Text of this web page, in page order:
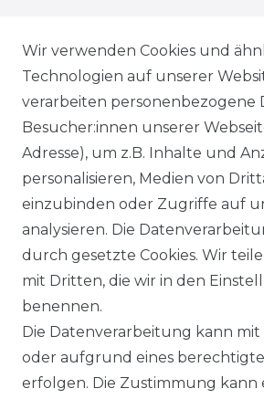
AGB
SHOP
B2B
WUNSCHLISTE
SERVICE
Wir verwenden Cookies und
Technologien auf unserer
verarbeiten personenbezogene
Besucher:innen unserer
Adresse), um z.B. Inhalte und
personalisieren, Medien von
einzubinden oder Zugriffe auf
analysieren. Die
durch gesetzte Cookies. Wir
mit Dritten, die wir in den
benennen.
Die Datenverarbeitung kann
oder aufgrund eines
erfolgen. Die Zustimmung kann